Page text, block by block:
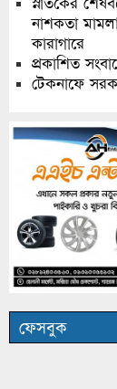
নাশকতা
কারাগারে
প্রকাশিত
টেকনাফে
ফেসবুক